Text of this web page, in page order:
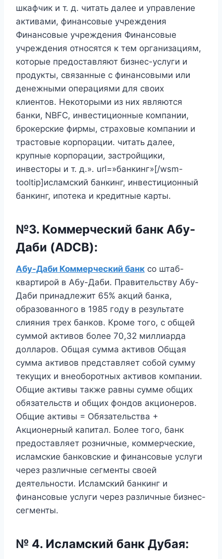
шкафчик и т. д. читать далее и управление
активами, финансовые учреждения
Финансовые учреждения Финансовые
учреждения относятся к тем организациям,
которые предоставляют бизнес-услуги и
продукты, связанные с финансовыми или
денежными операциями для своих
клиентов. Некоторыми из них являются
банки, NBFC, инвестиционные компании,
брокерские фирмы, страховые компании и
трастовые корпорации. читать далее,
крупные корпорации, застройщики,
инвесторы и т. д.». url=»банкинг»[/wsm-
tooltip]исламский банкинг, инвестиционный
банкинг, ипотека и кредитные карты.
№3. Коммерческий банк Абу-
Даби (ADCB):
Абу-Даби Коммерческий банк со штаб-
квартирой в Абу-Даби. Правительству Абу-
Даби принадлежит 65% акций банка,
образованного в 1985 году в результате
слияния трех банков. Кроме того, с общей
суммой активов более 70,32 миллиарда
долларов. Общая сумма активов Общая
сумма активов представляет собой сумму
текущих и внеоборотных активов компании.
Общие активы также равны сумме общих
обязательств и общих фондов акционеров.
Общие активы = Обязательства +
Акционерный капитал. Более того, банк
предоставляет розничные, коммерческие,
исламские банковские и финансовые услуги
через различные сегменты своей
деятельности. Исламский банкинг и
финансовые услуги через различные бизнес-
сегменты.
№ 4. Исламский банк Дубая: